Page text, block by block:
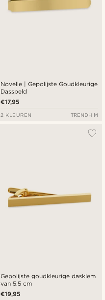
Novelle | Gepolijste Goudkleurige
Dasspeld
€17,95
2 KLEUREN TRENDHIM
Gepolijste goudkleurige dasklem
van 5.5 cm
€19,95